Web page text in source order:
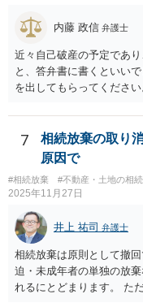
内藤 政信 弁護士
近々自己破産の予定であ
と、答弁書に書くといい
を出してもらってください
7
相続放棄の取り
原因で
#相続放棄 #不動産・土地の相続
2025年11月27日
井上 祐司 弁護士
相続放棄は原則として撤
迫・未成年者の単独の放
れるにとどまります。 た